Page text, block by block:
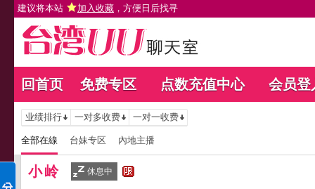
建议将本站 加入收藏 ，方便日后找寻
回首页 免费专区 点数充值中心 会员登
业绩排行 一对多收费 一对一收费
全部在線 台妹专区 內地主播
小岭 休息中